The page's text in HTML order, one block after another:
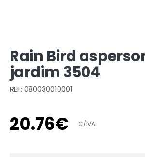
Rain Bird
jardim 3504
REF: 080030010001
20.76€ C/IVA